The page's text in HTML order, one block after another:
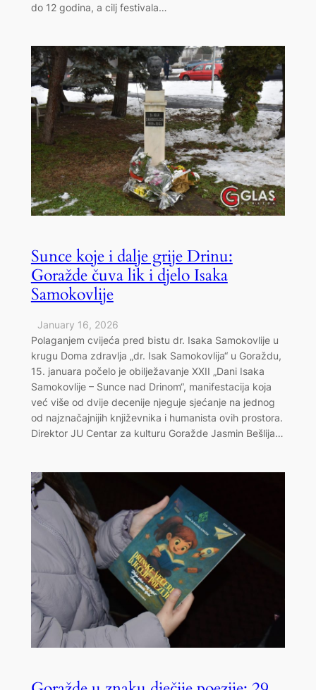
do 12 godina, a cilj festivala…
Sunce koje i dalje grije Drinu:
Goražde čuva lik i djelo Isaka
Samokovlije
January 16, 2026
Polaganjem cvijeća pred bistu dr. Isaka Samokovlije u
krugu Doma zdravlja „dr. Isak Samokovlija“ u Goraždu,
15. januara počelo je obilježavanje XXII „Dani Isaka
Samokovlije – Sunce nad Drinom“, manifestacija koja
već više od dvije decenije njeguje sjećanje na jednog
od najznačajnijih književnika i humanista ovih prostora.
Direktor JU Centar za kulturu Goražde Jasmin Bešlija…